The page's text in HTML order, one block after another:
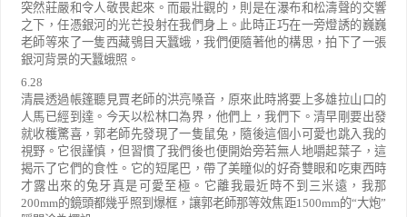
突然莊嚴和令人敬畏起來。而最壯觀的，則是在瀑布和松濤聲的交響
之下，任憑銀河的光芒投射在我們身上。此時正巧在一旁燈誘的巍巍
老師等來了一隻西藏鴞目天蠶蛾，我們便隨著他的構思，拍下了一張
銀河背景的天蠶蛾照。
6.28
清晨透過帳篷聽見賈老師的洪亮嗓音，原來此時將要上多雄拉山口的
人馬已經到達。今天以松林口為界，他們上，我們下。清早剛要出發
就收穫驚喜，郭老師先發現了一隻鼠兔，隨後這個小可愛也跳入我的
視野。它很謹慎，但習慣了我們後也便開始旁若無人地嚼起葉子，這
揭示了它們的食性。它的短尾巴，帶了美瞳似的好奇雙眼和吃東西時
才露出來的兔牙真是可愛至極。它離我最近時不到三米遠，我那
200mm的鏡頭都幾乎照到爆框，讓郭老師那等效焦距1500mm的“大炮”